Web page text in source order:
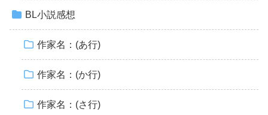
BL小説感想
作家名：(あ行)
作家名：(か行)
作家名：(さ行)